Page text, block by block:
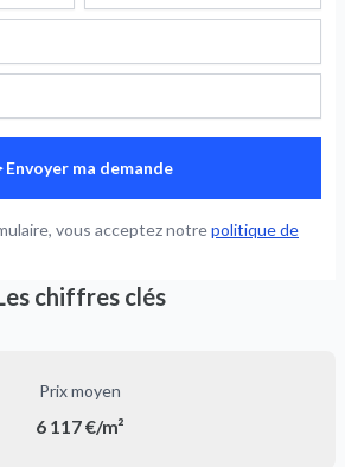
Envoyer ma demande
vous acceptez notrepolitique de
chiffres clés
Prix moyen
6 117 €/m²